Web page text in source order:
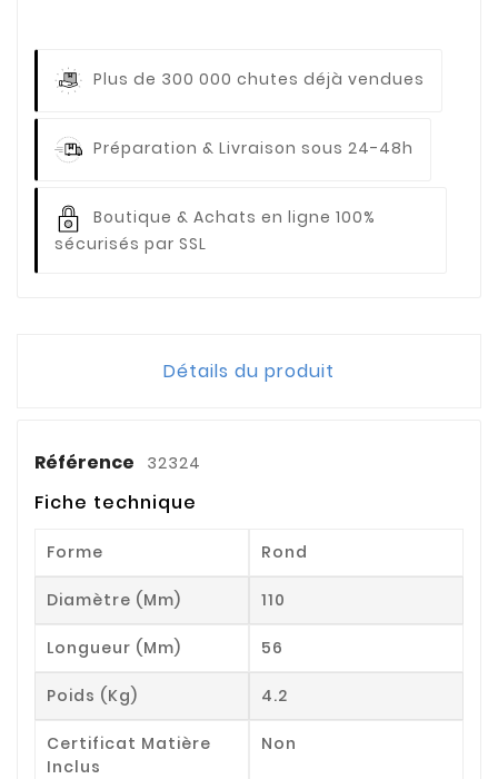
Plus de 300 000 chutes déjà vendues
Préparation & Livraison sous 24-48h
Boutique & Achats en ligne 100%
sécurisés par SSL
Détails du produit
Référence 32324
Fiche technique
Forme Rond
Diamètre (mm) 110
Longueur (mm) 56
Poids (kg) 4.2
Certificat Matière
Inclus
Non